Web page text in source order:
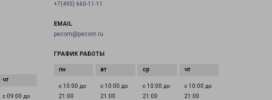
с 09:00 до
+7(495) 660-11-11
EMAIL
pecom@pecom.ru
ГРАФИК РАБОТЫ
с 10:00 до
21:00
с 10:00 до
21:00
с 10:00 до
21:00
с 10:00 до
21:00